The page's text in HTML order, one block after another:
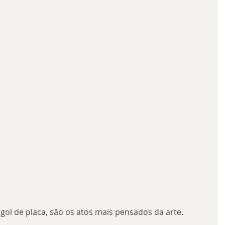
de placa, são os atos mais pensados da arte.